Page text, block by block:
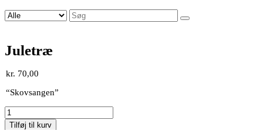
Søg
efter:
Juletræ
kr. 70,00
“Skovsangen”
Juletræ
antal
Tilføj til kurv